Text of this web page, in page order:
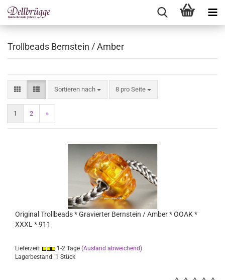
Trollbeads Bernstein / Amber
Sortieren nach
Sortieren nach 8 pro Seite
pro Seite
1 2 »
Original Trollbeads * Gravierter Bernstein / Amber * OOAK *
XXXL * 911
Lieferzeit: 1-2 Tage (Ausland abweichend)
Lagerbestand: 1 Stück